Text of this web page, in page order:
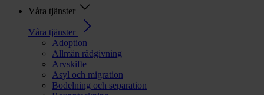
Våra tjänster
Våra tjänster
Adoption
Allmän rådgivning
Arvskifte
Asyl och migration
Bodelning och separation